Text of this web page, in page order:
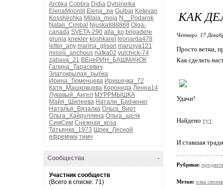
Arctika Cobbra Didia Dylsineika
ElenaMoonlit Elena_zw Gulbar Ketevan
Kosshechka Milaja_moja N__Podarok
Natali_Cimbal Njuska888888 Olga-
canada SVETA-290 alla_ko brigadere
grunja knekler koshkarel
leonarda478
letter_any marina_glison marusya121
missis_anchous natka02 yulchick-74
zabava_21 ВЕнеРИН_БАШМАЧОК
Галина_Тарасевич
Златокрылая_рыбка
Ирина_Тюменцева Иришечка_72
Катя_Машковцева Коронида Ленна14
Лукавый_Ангел МУРРМЫШКА
Майя_Шипеева Натали_Бабченко
Наталья_Вязалка Ольга_Вирт
Ольга_Хайруллина Ольга_шелк
СимСим Снежная_коза
Татьянка_1973 Шрек_Лесной
ефремчик тимч
-
Сообщества
Участник сообществ
(Всего в списке: 71)
КАК
Четверг, 17
Просто ветки,
Как сделать
Удачи!
Найдено тут
И ставшая
Рубрики:
Метки: елка